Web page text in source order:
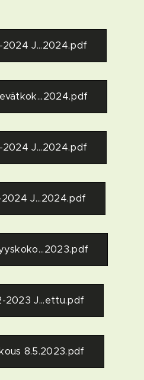
2024 J...2024.pdf
2024 J...2024.pdf
2024 J...2024.pdf
2023 J...ettu.pdf
8.5.2023.pdf